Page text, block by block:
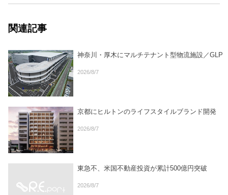
関連記事
神奈川・厚木にマルチテナント型物流施設／GLP
2026/8/7
京都にヒルトンのライフスタイルブランド開発
2026/8/7
東急不、米国不動産投資が累計500億円突破
2026/8/7